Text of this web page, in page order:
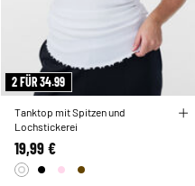
2 FÜR 34.99
Tanktop mit Spitzen und
Lochstickerei
19,99 €